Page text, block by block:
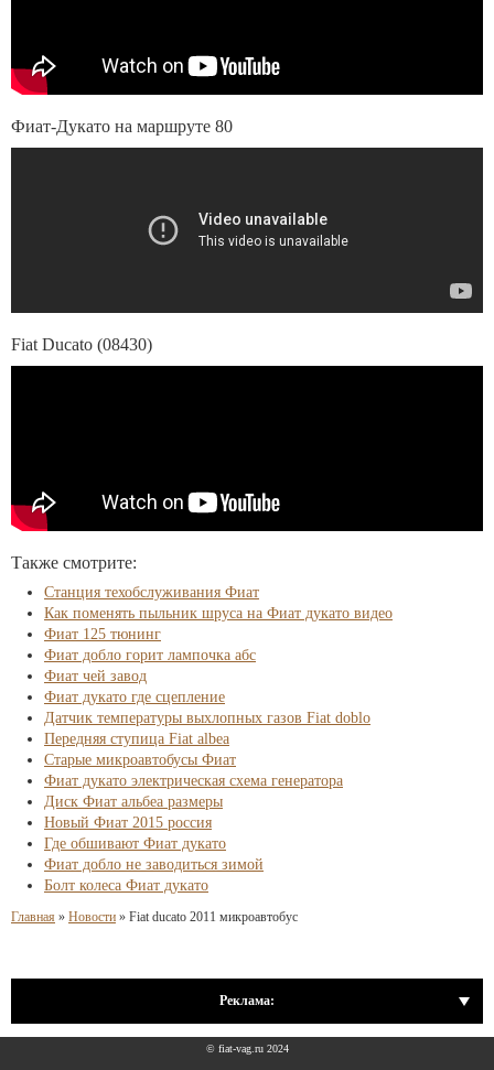
Фиат-Дукато на маршруте 80
Fiat Ducato (08430)
Также смотрите:
Станция техобслуживания Фиат
Как поменять пыльник шруса на Фиат дукато видео
Фиат 125 тюнинг
Фиат добло горит лампочка абс
Фиат чей завод
Фиат дукато где сцепление
Датчик температуры выхлопных газов Fiat doblo
Передняя ступица Fiat albea
Старые микроавтобусы Фиат
Фиат дукато электрическая схема генератора
Диск Фиат альбеа размеры
Новый Фиат 2015 россия
Где обшивают Фиат дукато
Фиат добло не заводиться зимой
Болт колеса Фиат дукато
Главная » Новости » Fiat ducato 2011 микроавтобус
Реклама:
© fiat-vag.ru 2024